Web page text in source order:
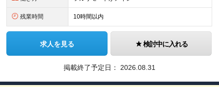
残業時間 10時間以内
求人を見る 検討中に入れる
掲載終了予定日： 2026.08.31